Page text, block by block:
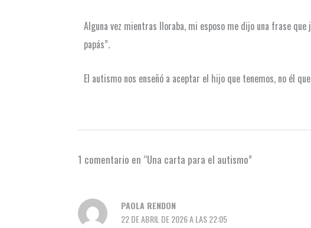
Alguna vez mientras lloraba, mi esposo me dijo una frase
papás”.
El autismo nos enseñó a aceptar el hijo que tenemos, no él
1 comentario en “Una carta para el autismo”
PAOLA RENDON
22 DE ABRIL DE 2026 A LAS 22:05